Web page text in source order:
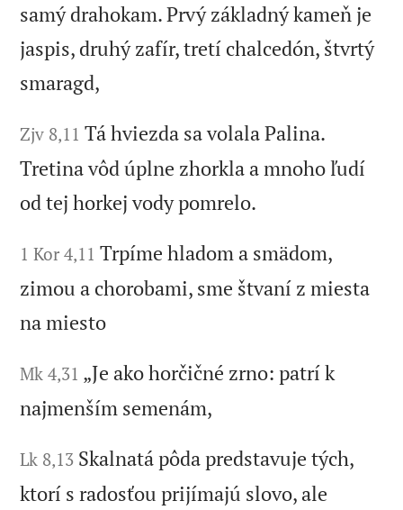
samý drahokam. Prvý základný kameň je
jaspis, druhý zafír, tretí chalcedón, štvrtý
smaragd,
Zjv 8,11 Tá hviezda sa volala Palina.
Tretina vôd úplne zhorkla a mnoho ľudí
od tej horkej vody pomrelo.
1 Kor 4,11 Trpíme hladom a smädom,
zimou a chorobami, sme štvaní z miesta
na miesto
Mk 4,31 „Je ako horčičné zrno: patrí k
najmenším semenám,
Lk 8,13 Skalnatá pôda predstavuje tých,
ktorí s radosťou prijímajú slovo, ale